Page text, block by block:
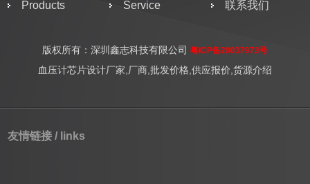
Products Service 联系我们
版权所有：深圳鑫志科技有限公司 粤ICP备20037973号
血压计芯片设计厂家,厂商,批发价格,供应报价,货源介绍
友情链接 / links